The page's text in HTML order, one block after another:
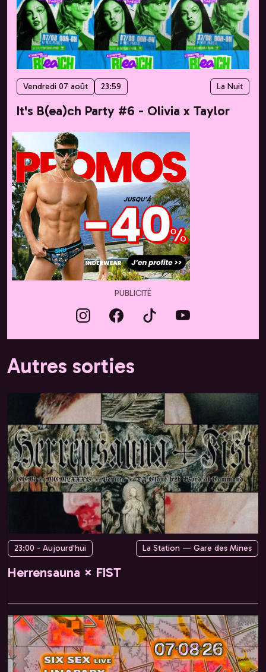
Vendredi 07 août 23:59 La Nuit
It's B(ea)ch Party #6 - Olivia x Taylor
PUBLICITÉ
Autres sorties
23:00 - Aujourd'hui La Station — Gare des Mines
Herrensauna × FIST